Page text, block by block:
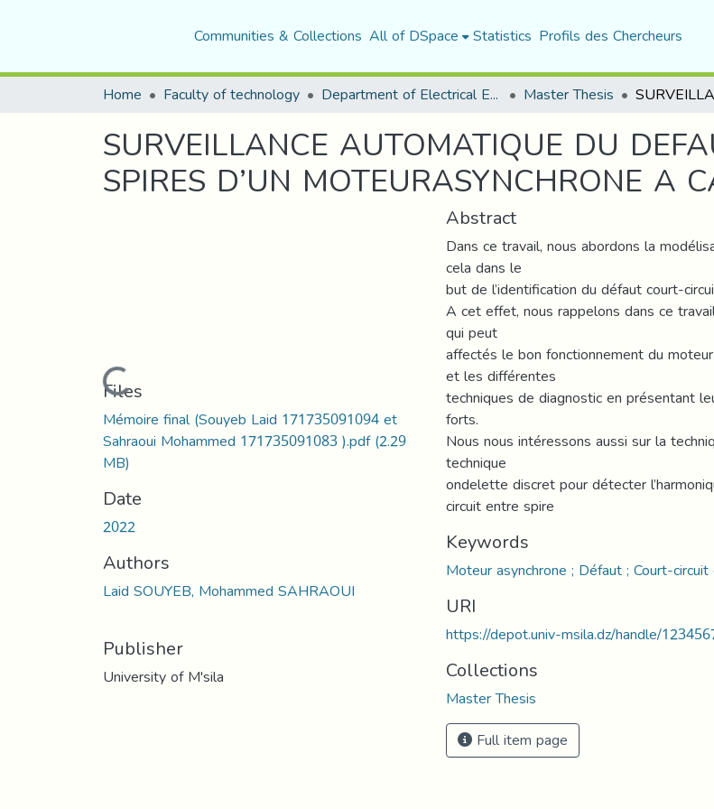
Communities & Collections All of DSpace Statistics Profils des Chercheurs
Home Faculty of technology Department of Electrical Engineering Master Thesis
SURVEILLANCE AUTOMATIQUE DU
SPIRES D’UN MOTEURASYNCHRONE A
Loading...
Files
Mémoire final (Souyeb Laid 171735091094 et
Sahraoui Mohammed 171735091083 ).pdf(2.29
MB)
Date
2022
Authors
Laid SOUYEB, Mohammed SAHRAOUI
Publisher
University of M'sila
Abstract
Dans ce travail, nous abordons la
cela dans le
but de l’identification du défaut court-
A cet effet, nous rappelons dans ce
qui peut
affectés le bon fonctionnement du
et les différentes
techniques de diagnostic en présentant
forts.
Nous nous intéressons aussi sur la
technique
ondelette discret pour détecter
circuit entre spire
Keywords
Moteur asynchrone ; Défaut ; Court-
URI
https://depot.univ-msila.dz/handle/
Collections
Master Thesis
Full item page